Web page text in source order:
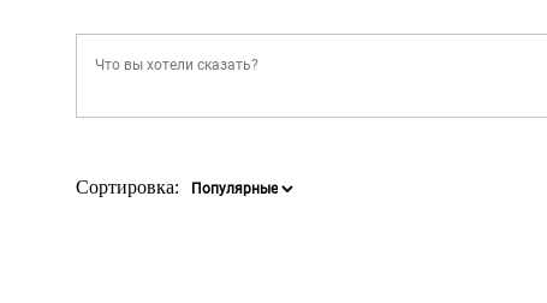
Сортировка: